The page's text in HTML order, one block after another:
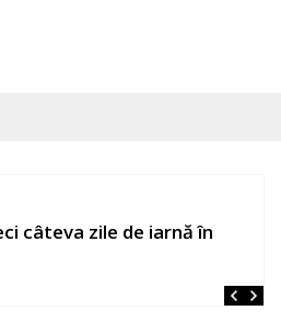
câteva zile de iarnă în